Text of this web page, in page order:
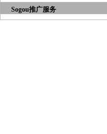
Sogou推广服务